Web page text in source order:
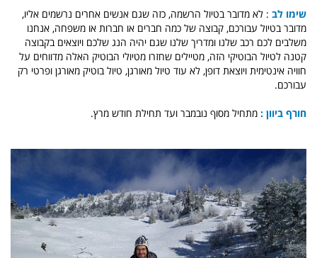
שימו לב : לא מדובר בטיול הרשמה, כזה שגם אנשים אחרים נרשמים אליו,
מדובר בטיול עבורכם, קבוצה של כמה חברים או חברות או משפחה, אנחנו
משלבים לכם רכב שלנו ומדריך שלנו שגם יהיה הנג שלכם ויוצאים בקבוצה
קטנה לטיול הבוטיקי הזה, מטיילים שחזרו מטיולי הבוטיק האלה מדווחים על
חוויה אינטימית ויוצאת דופן, לא עוד טיול מאורגן, טיול בוטיק מאורגן ופרטי רק
עבורכם.
חורף ביוון : מתחיל מסוף נובמבר ועד תחילת חודש מרץ.